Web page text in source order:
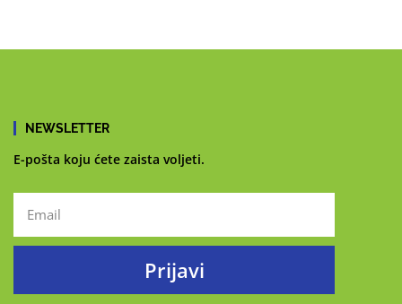
NEWSLETTER
E-pošta koju ćete zaista voljeti.
Prijavi